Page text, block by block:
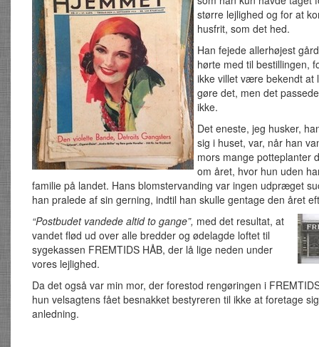
større lejlighed og for at
husfrit, som det hed.
Han fejede allerhøjest
hørte med til bestillingen,
ikke villet være bekendt at
gøre det, men det
ikke.
Det eneste, jeg husker,
sig i huset, var, når han
mors mange potteplanter
om året, hvor hun uden
familie på landet. Hans blomstervanding var ingen udpræget
han pralede af sin gerning, indtil han skulle gentage den året
“Postbudet vandede altid to gange”, med det resultat, at
vandet flød ud over alle bredder og ødelagde loftet til
sygekassen FREMTIDS HÅB, der lå lige neden under
vores lejlighed.
Da det også var min mor, der forestod rengøringen i
hun velsagtens fået besnakket bestyreren til ikke at foretage
anledning.